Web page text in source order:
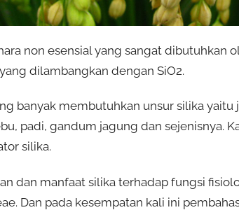
non esensial yang sangat dibutuhkan
dilambangkan dengan SiO2.
banyak membutuhkan unsur silika
padi, gandum jagung dan sejenisnya.
silika.
dan manfaat silika terhadap fungsi
Dan pada kesempatan kali ini